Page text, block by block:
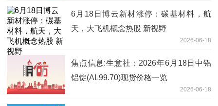
6月18日博云新材涨停：碳基材料，航
天，大飞机概念热股 新视野
2026-06-18
焦点信息:生意社：2026年6月18日中铝
铝锭(AL99.70)现货价格一览
2026-06-18